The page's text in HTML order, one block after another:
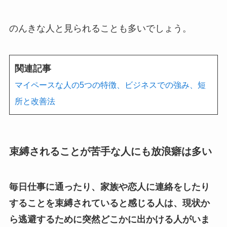
のんきな人と見られることも多いでしょう。
関連記事
マイペースな人の5つの特徴、ビジネスでの強み、短
所と改善法
束縛されることが苦手な人にも放浪癖は多い
毎日仕事に通ったり、家族や恋人に連絡をしたり
することを束縛されていると感じる人は、現状か
ら逃避するために突然どこかに出かける人がいま